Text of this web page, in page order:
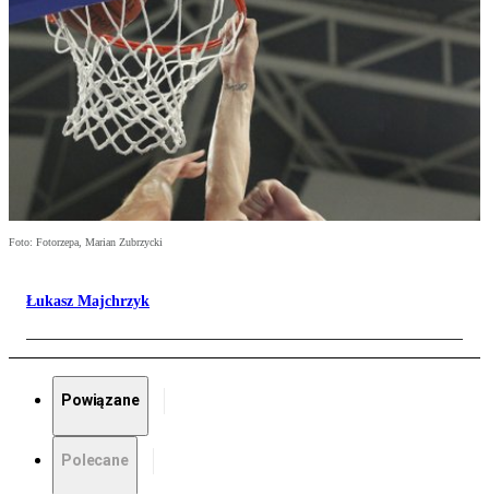
Foto: Fotorzepa, Marian Zubrzycki
Łukasz Majchrzyk
Powiązane
Polecane